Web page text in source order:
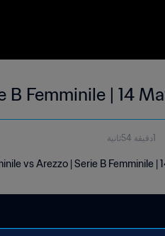
Femminile | 14
1دقيقة 54ثانية
vs Arezzo | Serie B Femminile |